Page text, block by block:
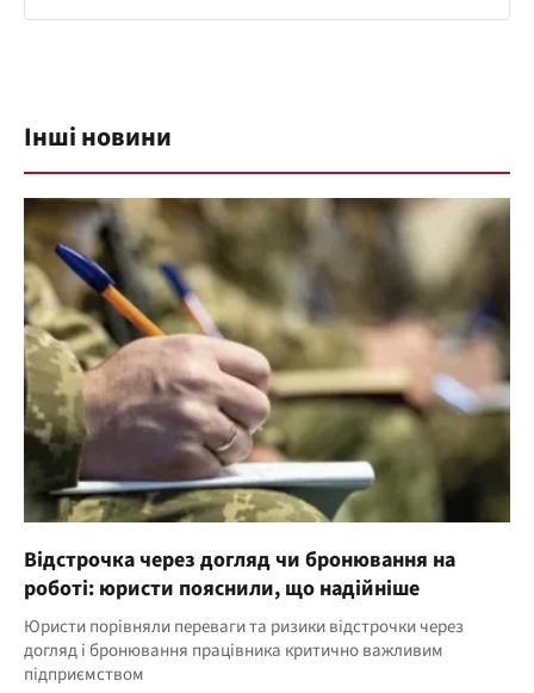
Інші новини
Відстрочка через догляд чи бронювання на
роботі: юристи пояснили, що надійніше
Юристи порівняли переваги та ризики відстрочки через
догляд і бронювання працівника критично важливим
підприємством